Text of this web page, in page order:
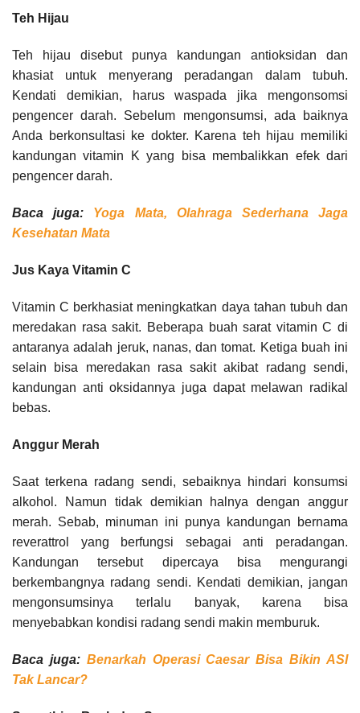
Teh Hijau
Teh hijau disebut punya kandungan antioksidan dan
khasiat untuk menyerang peradangan dalam tubuh.
Kendati demikian, harus waspada jika mengonsomsi
pengencer darah. Sebelum mengonsumsi, ada baiknya
Anda berkonsultasi ke dokter. Karena teh hijau memiliki
kandungan vitamin K yang bisa membalikkan efek dari
pengencer darah.
Baca juga: Yoga Mata, Olahraga Sederhana Jaga
Kesehatan Mata
Jus Kaya Vitamin C
Vitamin C berkhasiat meningkatkan daya tahan tubuh dan
meredakan rasa sakit. Beberapa buah sarat vitamin C di
antaranya adalah jeruk, nanas, dan tomat. Ketiga buah ini
selain bisa meredakan rasa sakit akibat radang sendi,
kandungan anti oksidannya juga dapat melawan radikal
bebas.
Anggur Merah
Saat terkena radang sendi, sebaiknya hindari konsumsi
alkohol. Namun tidak demikian halnya dengan anggur
merah. Sebab, minuman ini punya kandungan bernama
reverattrol yang berfungsi sebagai anti peradangan.
Kandungan tersebut dipercaya bisa mengurangi
berkembangnya radang sendi. Kendati demikian, jangan
mengonsumsinya terlalu banyak, karena bisa
menyebabkan kondisi radang sendi makin memburuk.
Baca juga: Benarkah Operasi Caesar Bisa Bikin ASI
Tak Lancar?